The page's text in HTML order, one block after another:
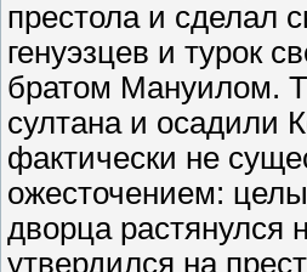
престола и сделал
генуэзцев и турок
братом Мануилом.
султана и осадили
фактически не
ожесточением:
дворца растянулся
утвердился на